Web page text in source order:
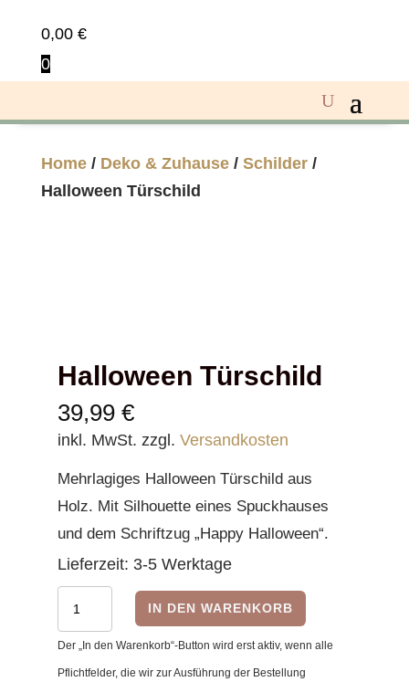
0,00 €
0
Home/ Deko & Zuhause/ Schilder/
Halloween Türschild
Halloween Türschild
39,99 €
inkl. MwSt. zzgl. Versandkosten
Mehrlagiges Halloween Türschild aus
Holz. Mit Silhouette eines Spuckhauses
und dem Schriftzug „Happy Halloween“.
Lieferzeit: 3-5 Werktage
Türschild
Menge
IN DEN WARENKORB
Der „In den Warenkorb“-Button wird erst aktiv, wenn alle
Pflichtfelder, die wir zur Ausführung der Bestellung